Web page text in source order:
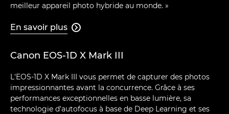
meilleur appareil photo hybride au monde. »
En savoir plus 
Canon EOS-1D X Mark III
L'EOS-1D X Mark III vous permet de capturer des photos
impressionnantes avant la concurrence. Grâce à ses
performances exceptionnelles en basse lumière, sa
technologie d'autofocus à base de Deep Learning et ses